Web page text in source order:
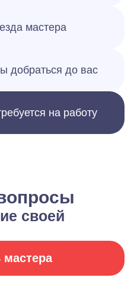
мастера
добраться до вас
на работу
своей